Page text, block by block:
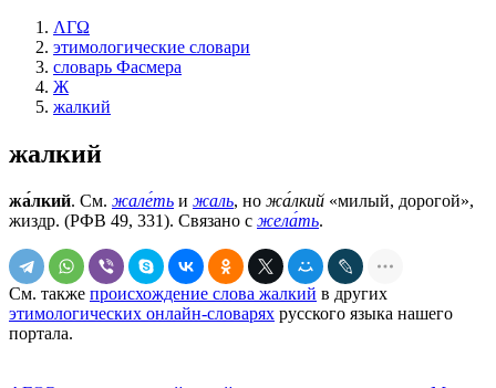
ΛΓΩ
этимологические словари
словарь Фасмера
Ж
жалкий
жалкий
жа́лкий. См. жале́ть и жаль, но жа́лкий «милый, дорогой»,
жиздр. (РФВ 49, 331). Связано с жела́ть.
См. также происхождение слова жалкий в других
этимологических онлайн-словарях русского языка нашего
портала.